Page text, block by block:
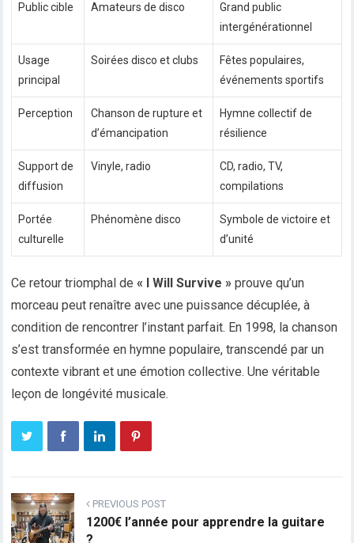
Public cible Amateurs de disco
Grand public
intergénérationnel
Usage
principal
Soirées disco et clubs
Fêtes populaires,
événements sportifs
Perception
Chanson de rupture et
d’émancipation
Hymne collectif de
résilience
Support de
diffusion
Vinyle, radio
CD, radio, TV,
compilations
Portée
culturelle
Phénomène disco
Symbole de victoire et
d’unité
Ce retour triomphal de« I Will Survive » prouve qu’un
morceau peut renaître avec une puissance décuplée, à
condition de rencontrer l’instant parfait. En 1998, la chanson
s’est transformée en hymne populaire, transcendé par un
contexte vibrant et une émotion collective. Une véritable
leçon de longévité musicale.
PREVIOUS POST
1200€ l’année pour apprendre la guitare
?